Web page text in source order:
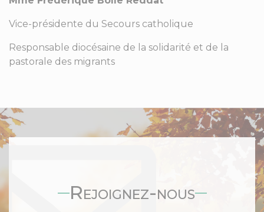
Vice-présidente du Secours catholique
Responsable diocésaine de la solidarité et de la
pastorale des migrants
Rejoignez-nous